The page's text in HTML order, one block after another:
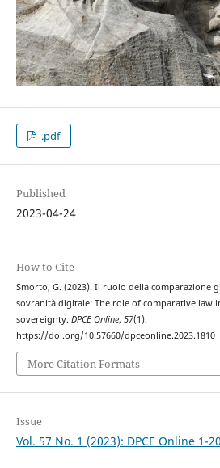
.pdf
Published
2023-04-24
How to Cite
Smorto, G. (2023). Il ruolo della comparazione
sovranità digitale: The role of comparative law
sovereignty. DPCE Online, 57(1).
https://doi.org/10.57660/dpceonline.2023.1810
More Citation Formats
Issue
Vol. 57 No. 1 (2023): DPCE Online 1-